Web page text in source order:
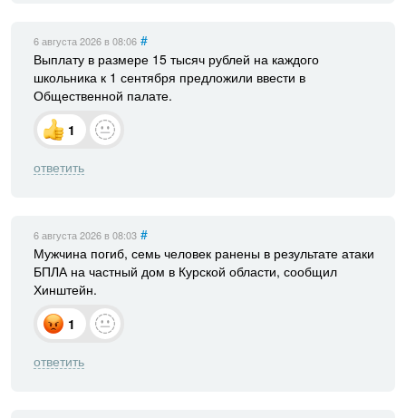
6 августа 2026 в 08:06 #
Выплату в размере 15 тысяч рублей на каждого
школьника к 1 сентября предложили ввести в
Общественной палате.
1
ответить
6 августа 2026 в 08:03 #
Мужчина погиб, семь человек ранены в результате атаки
БПЛА на частный дом в Курской области, сообщил
Хинштейн.
1
ответить